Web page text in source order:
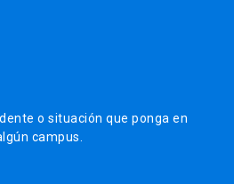
o situación que ponga en
campus.